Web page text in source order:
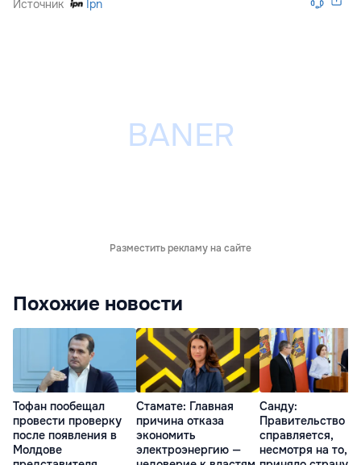
Источник Ipn
Разместить рекламу на сайте
Похожие новости
Тофан пообещал
провести проверку
после появления в
Молдове
Стамате: Главная
причина отказа
экономить
электроэнергию —
Санду:
Правительство
справляется,
несмотря на то,